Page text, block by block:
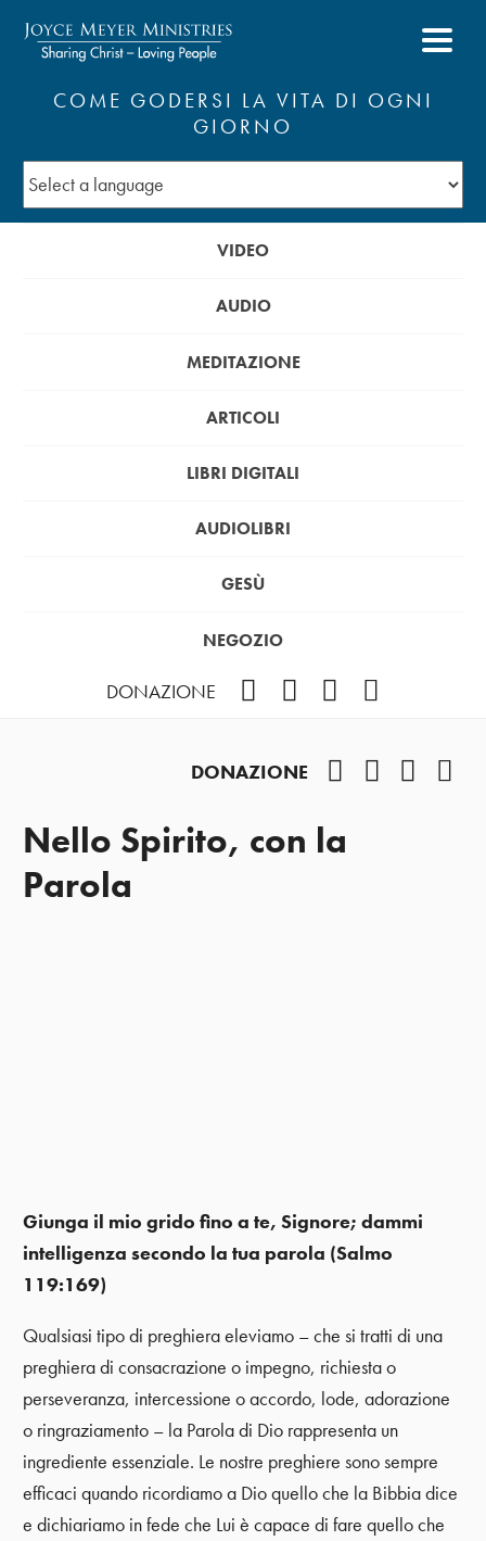
COME GODERSI LA VITA DI OGNI
GIORNO
VIDEO
AUDIO
MEDITAZIONE
ARTICOLI
LIBRI DIGITALI
AUDIOLIBRI
GESÙ
NEGOZIO
DONAZIONE
DONAZIONE
Nello Spirito, con la
Parola
Giunga il mio grido fino a te, Signore; dammi
intelligenza secondo la tua parola (Salmo
119:169)
Qualsiasi tipo di preghiera eleviamo – che si tratti di una
preghiera di consacrazione o impegno, richiesta o
perseveranza, intercessione o accordo, lode, adorazione
o ringraziamento – la Parola di Dio rappresenta un
ingrediente essenziale. Le nostre preghiere sono sempre
efficaci quando ricordiamo a Dio quello che la Bibbia dice
e dichiariamo in fede che Lui è capace di fare quello che